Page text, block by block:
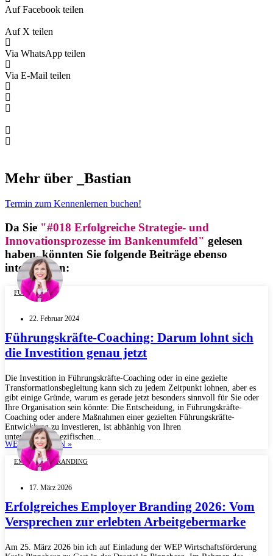
Auf Facebook teilen
Auf X teilen
Via WhatsApp teilen
Via E-Mail teilen
Mehr über _Bastian
Termin zum Kennenlernen buchen!
Da Sie "#018 Erfolgreiche Strategie- und
Innovationsprozesse im Bankenumfeld" gelesen
haben, könnten Sie folgende Beiträge ebenso
interessieren:
FÜHRUNG
22. Februar 2024
Führungskräfte-Coaching: Darum lohnt sich
die Investition genau jetzt
Die Investition in Führungskräfte-Coaching oder in eine gezielte
Transformationsbegleitung kann sich zu jedem Zeitpunkt lohnen, aber es
gibt einige Gründe, warum es gerade jetzt besonders sinnvoll für Sie oder
Ihre Organisation sein könnte: Die Entscheidung, in Führungskräfte-
Coaching oder andere Maßnahmen einer gezielten Führungskräfte-
Entwicklung zu investieren, ist abhänhig von Ihren
unternehmensspezifischen...
WEITERLESEN »
EMPLOYER BRANDING
17. März 2026
Erfolgreiches Employer Branding 2026: Vom
Versprechen zur erlebten Arbeitgebermarke
Am 25. März 2026 bin ich auf Einladung der WEP Wirtschaftsförderung